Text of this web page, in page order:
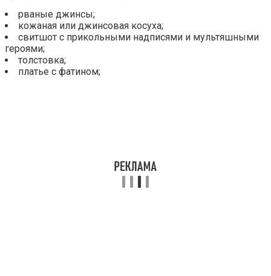
рваные джинсы;
кожаная или джинсовая косуха;
свитшот с прикольными надписями и мультяшными
героями;
толстовка;
платье с фатином;